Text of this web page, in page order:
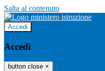
Salta al contenuto
Accedi
Accedi
button close ×